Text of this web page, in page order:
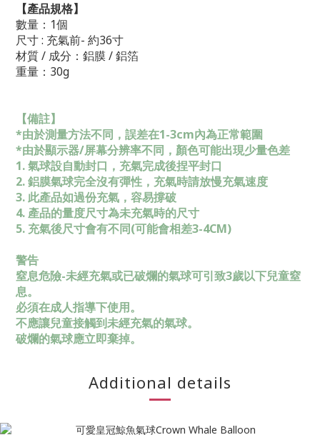
【產品規格】
數量：1個
尺寸 : 充氣前- 約36寸
材質 / 成分：鋁膜 / 鋁箔
重量：30g
【備註】
*由於測量方法不同，誤差在1-3cm內為正常範圍
*由於顯示器/屏幕分辨率不同，顏色可能出現少量色差
1. 氣球設自動封口，充氣完成後捏平封口
2. 鋁膜氣球完全沒有彈性，充氣時請放慢充氣速度
3. 此產品如過份充氣，容易撐破
4. 產品的量度尺寸為未充氣時的尺寸
5. 充氣後尺寸會有不同(可能會相差3-4CM)
警告
窒息危險-未經充氣或已破爛的氣球可引致3歲以下兒童窒
息。
必須在成人指導下使用。
不應讓兒童接觸到未經充氣的氣球。
破爛的氣球應立即棄掉。
Additional details